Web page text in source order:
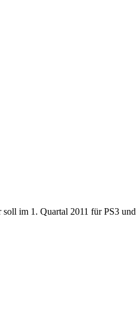
soll im 1. Quartal 2011 für PS3